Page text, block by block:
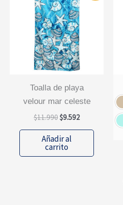
toalla de playa
velour mar celeste
$11.990El
original
era:
$9.592El
actual
$9.592.
Añadir al
carrito